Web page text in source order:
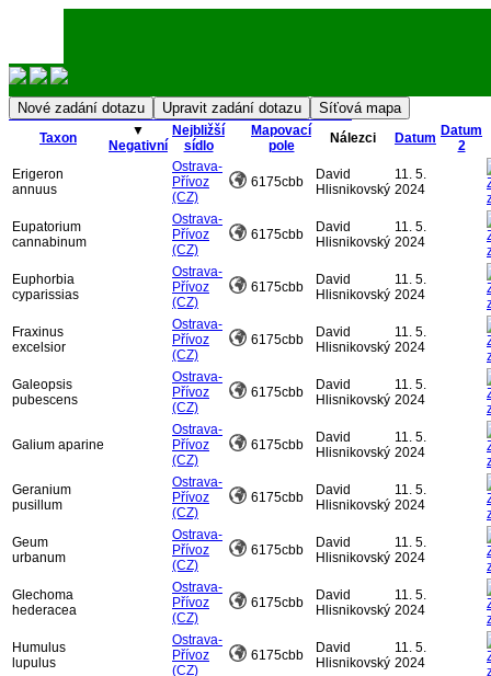
Nálezová databáze Moravskoslezská
PřihlásitTaxon
▼
Negativní
Nejbližší
sídlo
Mapovací
pole
Nálezci Datum Datum
2
Erigeron
annuus
Ostrava-
Přívoz
(CZ)
6175cbb
David
Hlisnikovský
11. 5.
2024
Eupatorium
cannabinum
Ostrava-
Přívoz
(CZ)
6175cbb
David
Hlisnikovský
11. 5.
2024
Euphorbia
cyparissias
Ostrava-
Přívoz
(CZ)
6175cbb
David
Hlisnikovský
11. 5.
2024
Fraxinus
excelsior
Ostrava-
Přívoz
(CZ)
6175cbb
David
Hlisnikovský
11. 5.
2024
Galeopsis
pubescens
Ostrava-
Přívoz
(CZ)
6175cbb
David
Hlisnikovský
11. 5.
2024
Galium aparine
Ostrava-
Přívoz
(CZ)
6175cbb
David
Hlisnikovský
11. 5.
2024
Geranium
pusillum
Ostrava-
Přívoz
(CZ)
6175cbb
David
Hlisnikovský
11. 5.
2024
Geum
urbanum
Ostrava-
Přívoz
(CZ)
6175cbb
David
Hlisnikovský
11. 5.
2024
Glechoma
hederacea
Ostrava-
Přívoz
(CZ)
6175cbb
David
Hlisnikovský
11. 5.
2024
Humulus
lupulus
Ostrava-
Přívoz
(CZ)
6175cbb
David
Hlisnikovský
11. 5.
2024